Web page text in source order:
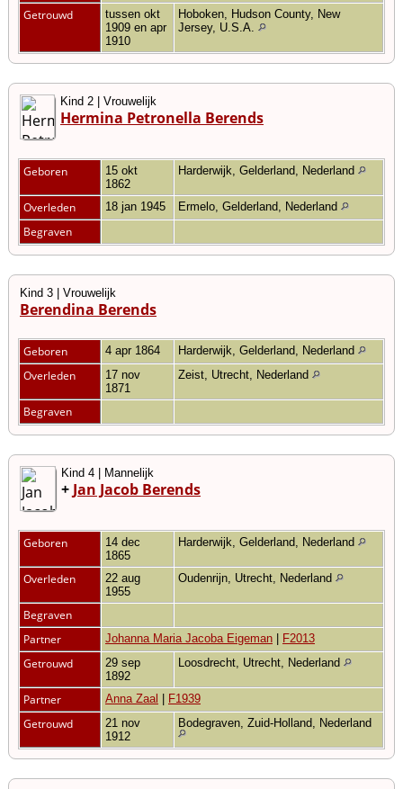
Getrouwd
tussen okt
1909 en apr
1910
Hoboken, Hudson County, New
Jersey, U.S.A.
Kind 2 | Vrouwelijk
Hermina Petronella Berends
Geboren
15 okt
1862
Harderwijk, Gelderland, Nederland
Overleden 18 jan 1945 Ermelo, Gelderland, Nederland
Begraven
Kind 3 | Vrouwelijk
Berendina Berends
Geboren 4 apr 1864 Harderwijk, Gelderland, Nederland
Overleden
17 nov
1871
Zeist, Utrecht, Nederland
Begraven
Kind 4 | Mannelijk
+ Jan Jacob Berends
Geboren
14 dec
1865
Harderwijk, Gelderland, Nederland
Overleden
22 aug
1955
Oudenrijn, Utrecht, Nederland
Begraven
Partner
Johanna Maria Jacoba Eigeman F2013
Getrouwd
29 sep
1892
Loosdrecht, Utrecht, Nederland
Partner Anna Zaal F1939
Getrouwd
21 nov
1912
Bodegraven, Zuid-Holland, Nederland